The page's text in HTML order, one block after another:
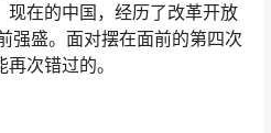
现在的中国，经历了改革开放
强盛。面对摆在面前的第四次
次错过的。